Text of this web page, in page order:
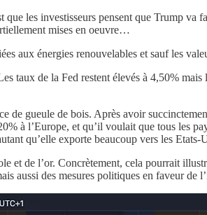
les investisseurs pensent que Trump
mises en oeuvre…
aux énergies renouvelables et sauf les
taux de la Fed restent élevés à 4,50%
de gueule de bois. Après avoir
à l’Europe, et qu’il voulait que tous les
qu’elle exporte beaucoup vers les
et de l’or. Concrètement, cela pourrait
aussi des mesures politiques en faveur de